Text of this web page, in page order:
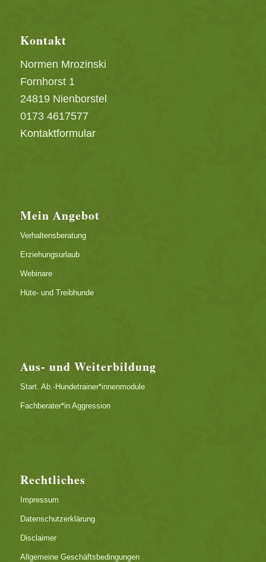
Kontakt
Normen Mrozinski
Fornhorst 1
24819 Nienborstel
0173 4617577
Kontaktformular
Mein Angebot
Verhaltensberatung
Erziehungsurlaub
Webinare
Hüte- und Treibhunde
Aus- und Weiterbildung
Start. Ab.-Hundetrainer*innenmodule
Fachberater*in Aggression
Rechtliches
Impressum
Datenschutzerklärung
Disclaimer
Allgemeine Geschäftsbedingungen